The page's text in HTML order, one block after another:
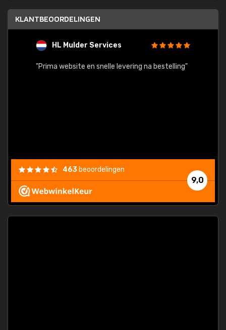
KLANTBEOORDELINGEN
HL Mulder Services
"Prima website en snelle levering na bestelling"
9,0
463 beoordelingen